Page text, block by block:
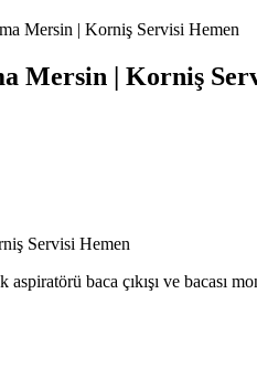
Mersin | Korniş Servisi Hemen
Mersin | Korniş
Servisi Hemen
baca çıkışı ve bacası